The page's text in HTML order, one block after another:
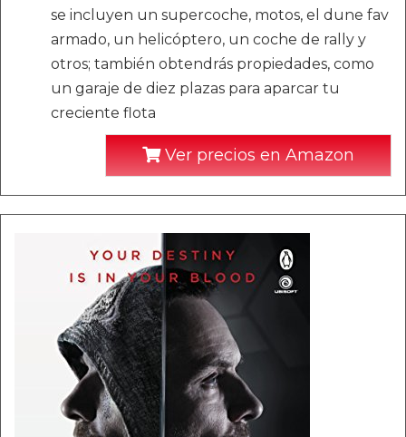
se incluyen un supercoche, motos, el dune fav
armado, un helicóptero, un coche de rally y
otros; también obtendrás propiedades, como
un garaje de diez plazas para aparcar tu
creciente flota
Ver precios en Amazon